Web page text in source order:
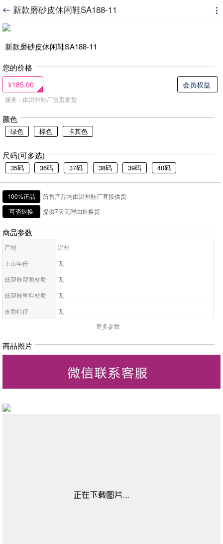
 新款磨砂皮休闲鞋SA188-11 
新款磨砂皮休闲鞋SA188-11
您的价格
¥185.00 会员权益
服务：由温州鞋厂负责发货
颜色
绿色 棕色 卡其色
尺码(可多选)
35码 36码 37码 38码 39码 40码
100%正品
所售产品均由温州鞋厂直接供货
可否退换
提供7天无理由退换货
商品参数
产地
温州
上市年份
无
低帮鞋帮面材质
无
低帮鞋里料材质
无
皮质特征
无
低帮鞋开口深度
无
低帮鞋跟款式
无
低帮鞋闭合方式
更多参数
商品图片